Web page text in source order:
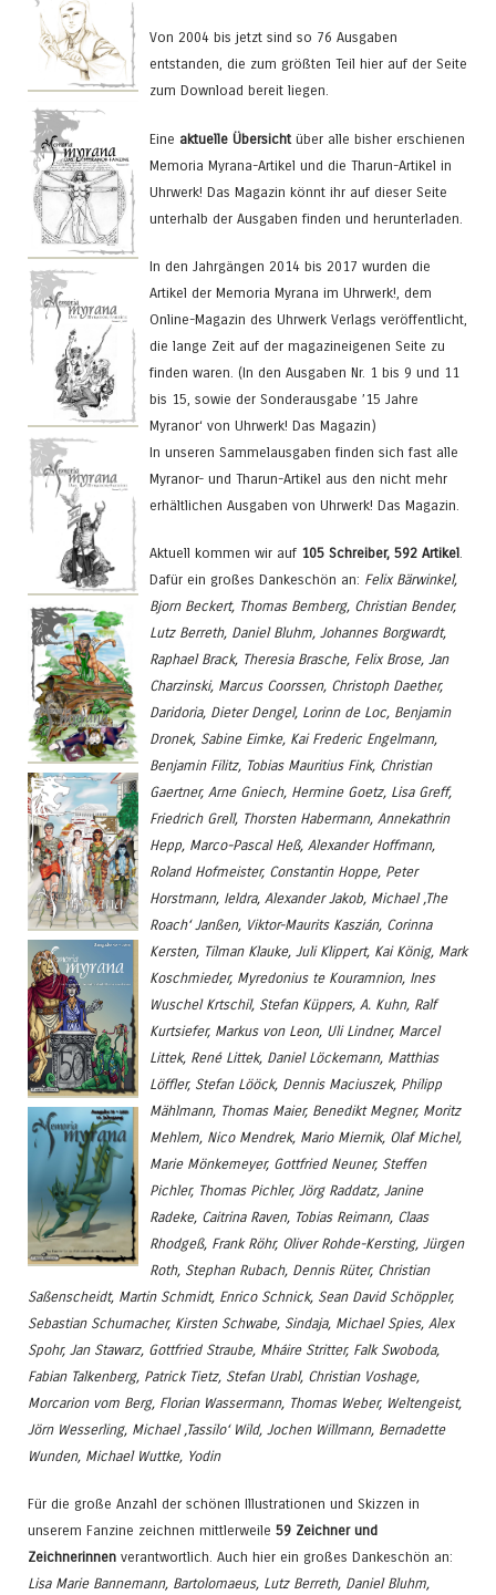
Von 2004 bis jetzt sind so 76 Ausgaben
entstanden, die zum größten Teil hier auf der Seite
zum Download bereit liegen.
Eine aktuelle Übersicht über alle bisher erschienen
Memoria Myrana-Artikel und die Tharun-Artikel in
Uhrwerk! Das Magazin könnt ihr auf dieser Seite
unterhalb der Ausgaben finden und herunterladen.
In den Jahrgängen 2014 bis 2017 wurden die
Artikel der Memoria Myrana im Uhrwerk!, dem
Online-Magazin des Uhrwerk Verlags veröffentlicht,
die lange Zeit auf der magazineigenen Seite zu
finden waren. (In den Ausgaben Nr. 1 bis 9 und 11
bis 15, sowie der Sonderausgabe ’15 Jahre
Myranor‘ von Uhrwerk! Das Magazin)
In unseren Sammelausgaben finden sich fast alle
Myranor- und Tharun-Artikel aus den nicht mehr
erhältlichen Ausgaben von Uhrwerk! Das Magazin.
Aktuell kommen wir auf 105 Schreiber, 592 Artikel
Dafür ein großes Dankeschön an: Felix Bärwinkel,
Bjorn Beckert, Thomas Bemberg, Christian Bender,
Lutz Berreth, Daniel Bluhm, Johannes Borgwardt,
Raphael Brack, Theresia Brasche, Felix Brose, Jan
Charzinski, Marcus Coorssen, Christoph Daether,
Daridoria, Dieter Dengel, Lorinn de Loc, Benjamin
Dronek, Sabine Eimke, Kai Frederic Engelmann,
Benjamin Filitz, Tobias Mauritius Fink, Christian
Gaertner, Arne Gniech, Hermine Goetz, Lisa Greff,
Friedrich Grell, Thorsten Habermann, Annekathrin
Hepp, Marco-Pascal Heß, Alexander Hoffmann,
Roland Hofmeister, Constantin Hoppe, Peter
Horstmann, Ieldra, Alexander Jakob, Michael ‚The
Roach‘ Janßen, Viktor-Maurits Kaszián, Corinna
Kersten, Tilman Klauke, Juli Klippert, Kai König, Mark
Koschmieder, Myredonius te Kouramnion, Ines
Wuschel Krtschil, Stefan Küppers, A. Kuhn, Ralf
Kurtsiefer, Markus von Leon, Uli Lindner, Marcel
Littek, René Littek, Daniel Löckemann, Matthias
Löffler, Stefan Lööck, Dennis Maciuszek, Philipp
Mählmann, Thomas Maier, Benedikt Megner, Moritz
Mehlem, Nico Mendrek, Mario Miernik, Olaf Michel,
Marie Mönkemeyer, Gottfried Neuner, Steffen
Pichler, Thomas Pichler, Jörg Raddatz, Janine
Radeke, Caitrina Raven, Tobias Reimann, Claas
Rhodgeß, Frank Röhr, Oliver Rohde-Kersting, Jürgen
Roth, Stephan Rubach, Dennis Rüter, Christian
Saßenscheidt, Martin Schmidt, Enrico Schnick, Sean David Schöppler,
Sebastian Schumacher, Kirsten Schwabe, Sindaja, Michael Spies, Alex
Spohr, Jan Stawarz, Gottfried Straube, Mháire Stritter, Falk Swoboda,
Fabian Talkenberg, Patrick Tietz, Stefan Urabl, Christian Voshage,
Morcarion vom Berg, Florian Wassermann, Thomas Weber, Weltengeist,
Jörn Wesserling, Michael ‚Tassilo‘ Wild, Jochen Willmann, Bernadette
Wunden, Michael Wuttke, Yodin
Für die große Anzahl der schönen Illustrationen und Skizzen in
unserem Fanzine zeichnen mittlerweile 59 Zeichner und
Zeichnerinnen verantwortlich. Auch hier ein großes Dankeschön an:
Lisa Marie Bannemann, Bartolomaeus, Lutz Berreth, Daniel Bluhm,